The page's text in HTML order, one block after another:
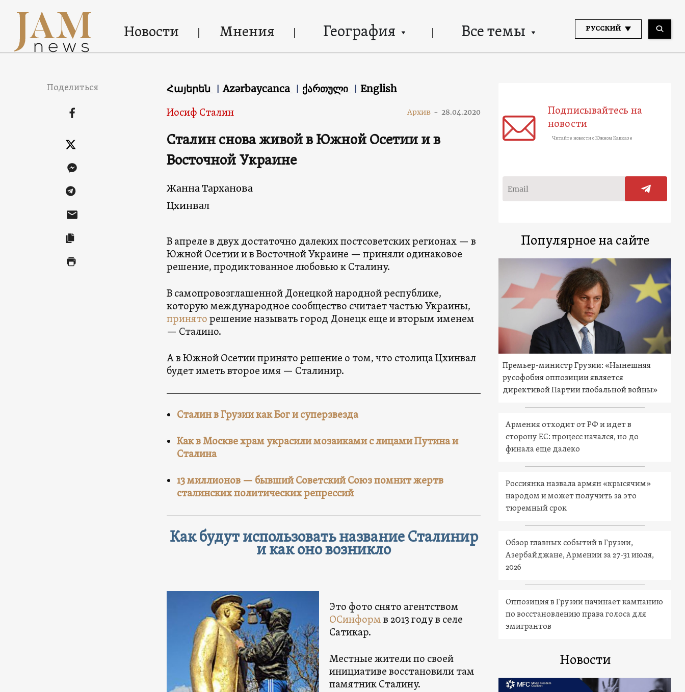
Новости Мнения География Все темы РУССКИЙ
Поделиться Հայերեն Azərbaycanca ქართული English
Иосиф Сталин Архив - 28.04.2020
Сталин снова живой в Южной Осетии и в
Восточной Украине
Жанна Тарханова
Цхинвал
В апреле в двух достаточно далеких постсоветских регионах — в
Южной Осетии и в Восточной Украине — приняли одинаковое
решение, продиктованное любовью к Сталину.
В самопровозглашенной Донецкой народной республике,
которую международное сообщество считает частью Украины,
приняторешение называть город Донецк еще и вторым именем
— Сталино.
А в Южной Осетии принято решение о том, что столица Цхинвал
будет иметь второе имя — Сталинир.
Сталин в Грузии как Бог и суперзвезда
Как в Москве храм украсили мозаиками с лицами Путина и
Сталина
13 миллионов — бывший Советский Союз помнит жертв
сталинских политических репрессий
Как будут использовать название Сталинир
и как оно возникло
Это фото снято агентством
ОСинформв 2013 году в селе
Сатикар.
Местные жители по своей
инициативе восстановили там
памятник Сталину.
Подписывайтесь на
новости
Читайте новости о Южном Кавказе
Популярное на сайте
Премьер-министр Грузии: «Нынешняя
русофобия оппозиции является
директивой Партии глобальной войны»
Армения отходит от РФ и идет в
сторону ЕС: процесс начался, но до
финала еще далеко
Россиянка назвала армян «крысячим»
народом и может получить за это
тюремный срок
Обзор главных событий в Грузии,
Азербайджане, Армении за 27-31 июля,
2026
Оппозиция в Грузии начинает кампанию
по восстановлению права голоса для
эмигрантов
Новости